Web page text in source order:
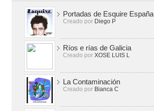
Portadas de Esquire España
Creado por Diego P
Ríos e rías de Galicia
Creado por XOSE LUIS L
La Contaminación
Creado por Bianca C